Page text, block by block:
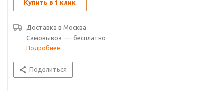
Купить в 1 клик
Доставка в Москва
Самовывоз — бесплатно
Подробнее
Поделиться